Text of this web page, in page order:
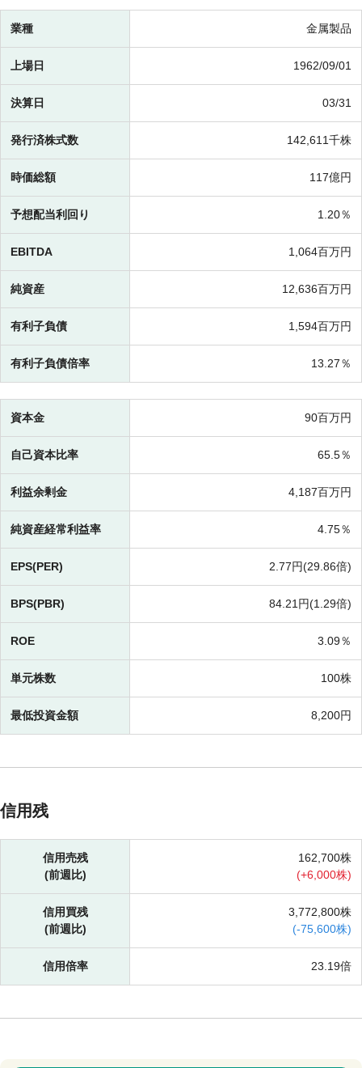
業種 金属製品
上場日 1962/09/01
決算日 03/31
発行済株式数 142,611千株
時価総額 117億円
予想配当利回り 1.20％
EBITDA 1,064百万円
純資産 12,636百万円
有利子負債 1,594百万円
有利子負債倍率 13.27％
資本金 90百万円
自己資本比率 65.5％
利益余剰金 4,187百万円
純資産経常利益率 4.75％
EPS(PER) 2.77円(29.86倍)
BPS(PBR) 84.21円(1.29倍)
ROE 3.09％
単元株数 100株
最低投資金額 8,200円
信用残
信用売残
(前週比)
162,700株
(+6,000株)
信用買残
(前週比)
3,772,800株
(-75,600株)
信用倍率 23.19倍